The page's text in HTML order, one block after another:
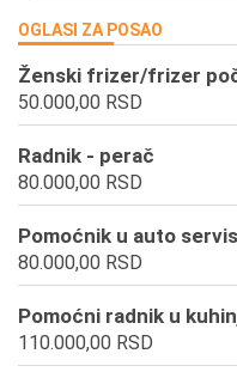
OGLASI ZA POSAO
Ženski frizer/frizer
50.000,00 RSD
Radnik - perač
80.000,00 RSD
Pomoćnik u auto
80.000,00 RSD
Pomoćni radnik u
110.000,00 RSD